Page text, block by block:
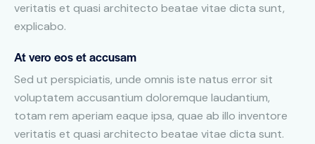
veritatis et quasi architecto beatae vitae dicta sunt,
explicabo.
At vero eos et accusam
Sed ut perspiciatis, unde omnis iste natus error sit
voluptatem accusantium doloremque laudantium,
totam rem aperiam eaque ipsa, quae ab illo inventore
veritatis et quasi architecto beatae vitae dicta sunt.